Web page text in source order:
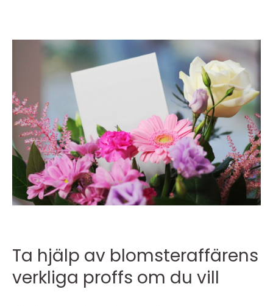
Ta hjälp av blomsteraffärens
verkliga proffs om du vill